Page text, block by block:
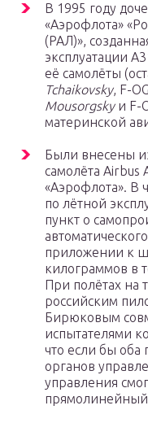
В 1995 году
«Аэрофлота»
(РАЛ)»,
эксплуатации
её самолёты
Tchaikovsky, F-
Mousorgskyи F-
материнской
Были внесены
самолёта Airbus
«Аэрофлота». В
по лётной
пункт о
приложении к
килограммов в
При полётах на
российским
Бирюковым
испытателями
что если бы оба
органов
управления
прямолинейный